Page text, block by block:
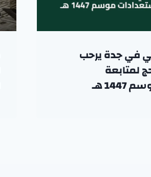
في جدة يرحب
لمتابعة
هـ